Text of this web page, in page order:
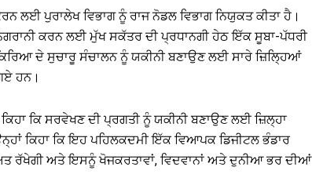
ਲਈ ਪੁਰਾਲੇਖ ਵਿਭਾਗ ਨੂੰ ਰਾਜ ਨੋਡਲ ਵਿਭਾਗ ਨਿਯੁਕਤ ਕੀਤਾ ਹੈ।
ਕਰਨ ਲਈ ਮੁੱਖ ਸਕੱਤਰ ਦੀ ਪ੍ਰਧਾਨਗੀ ਹੇਠ ਇੱਕ ਸੂਬਾ-ਪੱਧਰੀ
ਦੇ ਸੁਚਾਰੂ ਸੰਚਾਲਨ ਨੂੰ ਯਕੀਨੀ ਬਣਾਉਣ ਲਈ ਸਾਰੇ ਜ਼ਿਲ੍ਹਿਆਂ
ਹਨ।
ਕਿ ਸਰਵੇਖਣ ਦੀ ਪ੍ਰਗਤੀ ਨੂੰ ਯਕੀਨੀ ਬਣਾਉਣ ਲਈ ਜ਼ਿਲ੍ਹਾ
ਕਿਹਾ ਕਿ ਇਹ ਪਹਿਲਕਦਮੀ ਇੱਕ ਵਿਆਪਕ ਡਿਜੀਟਲ ਭੰਡਾਰ
ਰੱਖੇਗੀ ਅਤੇ ਇਸਨੂੰ ਖੋਜਕਰਤਾਵਾਂ, ਵਿਦਵਾਨਾਂ ਅਤੇ ਦੁਨੀਆ ਭਰ ਦੀਆਂ